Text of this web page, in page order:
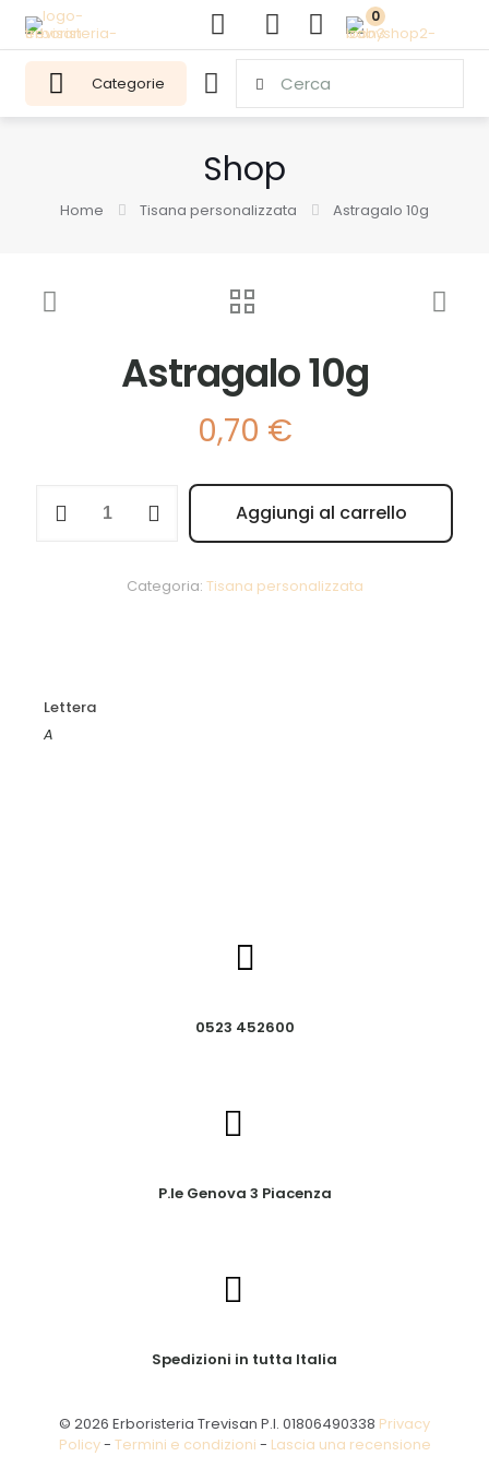
0
Categorie
Shop
Home Tisana personalizzata Astragalo 10g
Astragalo 10g
0,70 €
10g
Aggiungi al carrello
Alternative:
Categoria: Tisana personalizzata
Lettera
A
0523 452600
P.le Genova 3 Piacenza
Spedizioni in tutta Italia
© 2026 Erboristeria Trevisan P.I. 01806490338 Privacy
Policy- Termini e condizioni - Lascia una recensione